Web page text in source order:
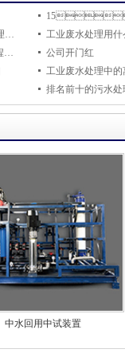
污水处理设备的腐蚀环境和防腐机理-【污水处理设备环保知识】
15vip太阳集团工业废水处理工程主要采用什么工艺？
公司开门红
工业废水处理中
排名前十的污水
中水回用中试装置